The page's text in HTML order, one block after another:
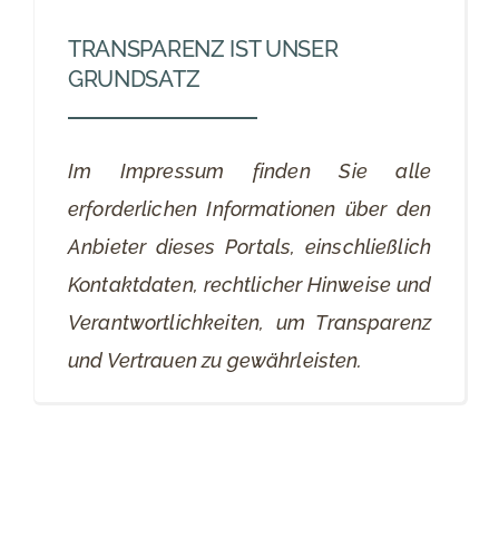
TRANSPARENZ IST UNSER
GRUNDSATZ
Im Impressum finden Sie alle
erforderlichen Informationen über den
Anbieter dieses Portals, einschließlich
Kontaktdaten, rechtlicher Hinweise und
Verantwortlichkeiten, um Transparenz
und Vertrauen zu gewährleisten.